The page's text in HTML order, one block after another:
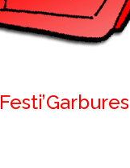
Festi’Garbures